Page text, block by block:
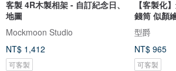
客製 4R木製相架 - 自訂紀念日、
地圖
Mockmoon Studio
NT$ 1,412
可客製
【客製化
錢筒 似顏
型爵
NT$ 965
可客製